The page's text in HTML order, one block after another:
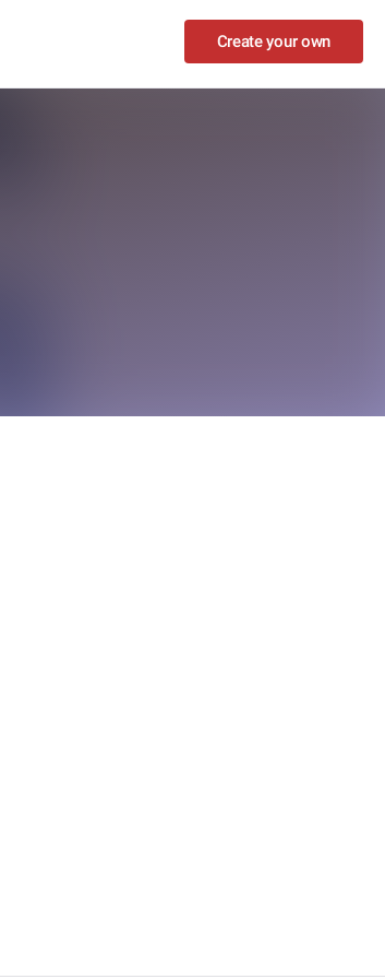
Create your own